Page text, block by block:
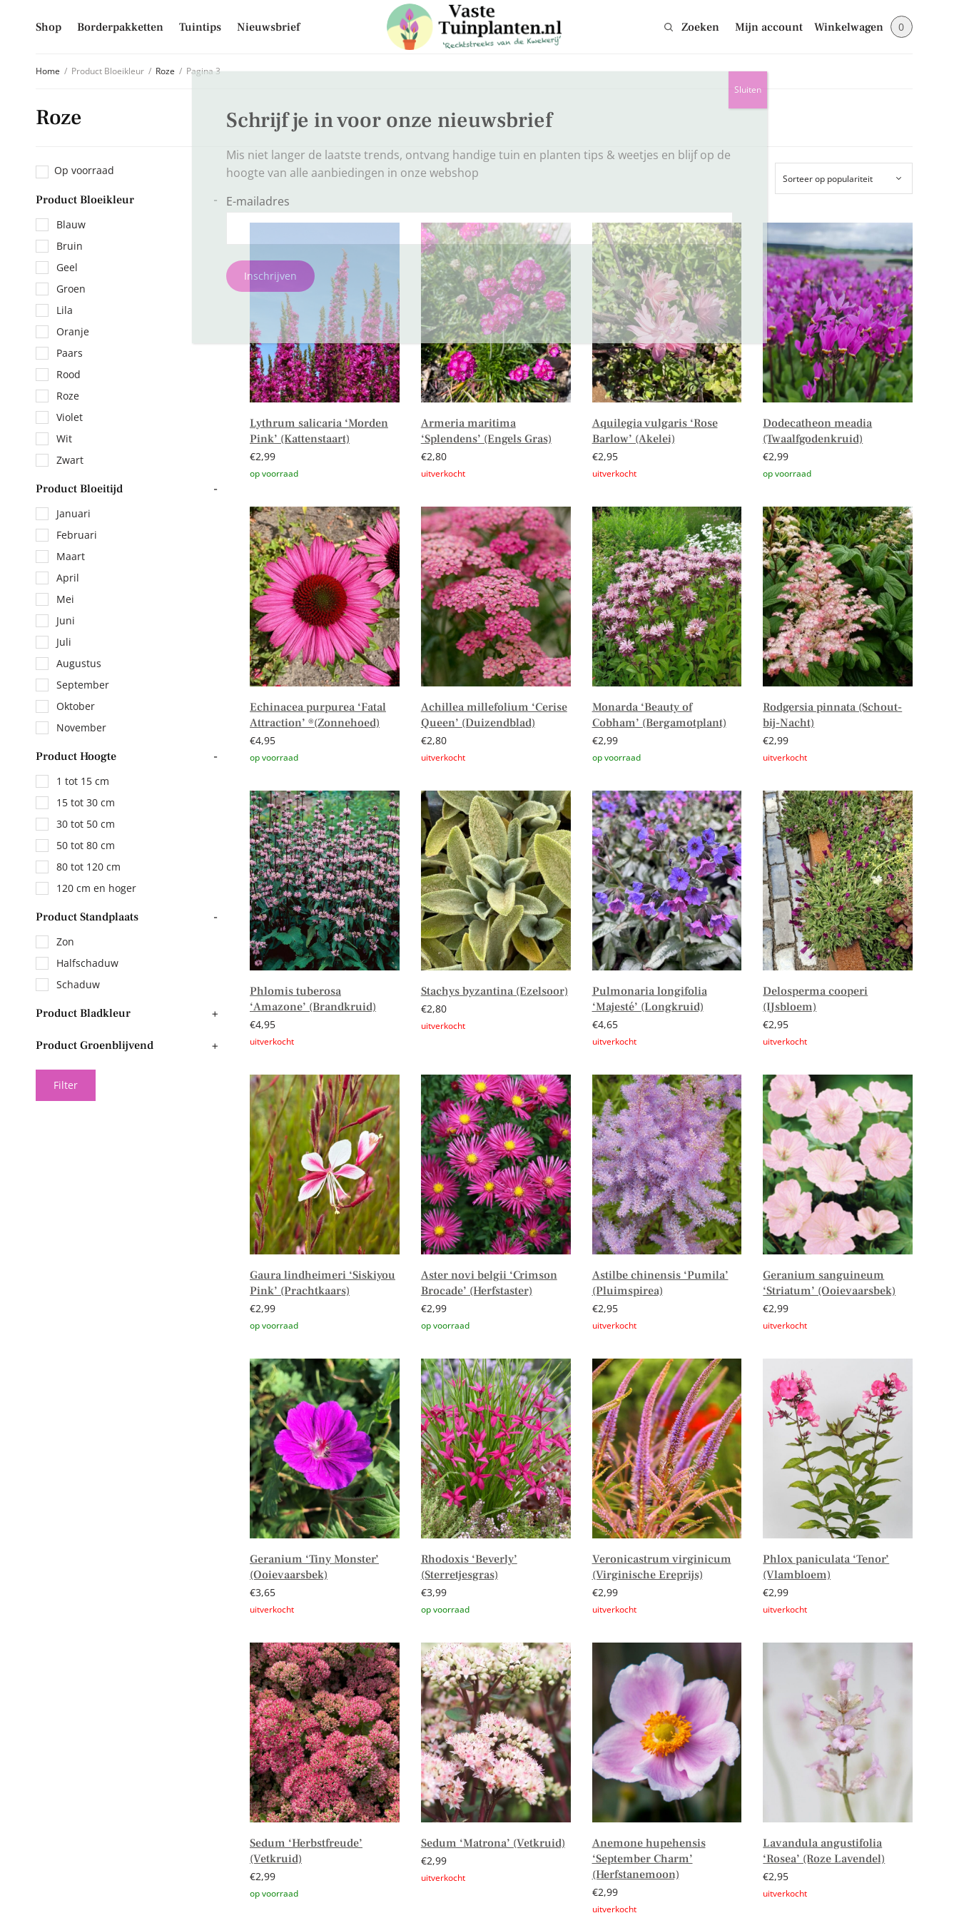
Shop Borderpakketten Tuintips Nieuwsbrief Zoeken Mijn account Winkelwagen 0
Home / Product Bloeikleur / Roze / Pagina 3
Roze
Op voorraad
Product Bloeikleur -
Blauw
Bruin
Geel
Groen
Lila
Oranje
Paars
Rood
Roze
Violet
Wit
Zwart
Product Bloeitijd -
Januari
Februari
Maart
April
Mei
Juni
Juli
Augustus
September
Oktober
November
Product Hoogte -
1 tot 15 cm
15 tot 30 cm
30 tot 50 cm
50 tot 80 cm
80 tot 120 cm
120 cm en hoger
Product Standplaats -
Zon
Halfschaduw
Schaduw
Product Bladkleur +
Product Groenblijvend +
Filter
Lythrum salicaria ‘Morden
Pink’ (Kattenstaart)
€2,99
Armeria maritima
‘Splendens’ (Engels Gras)
€2,80
Aquilegia vulgaris ‘Rose
Barlow’ (Akelei)
€2,95
Dodecatheon meadia
(Twaalfgodenkruid)
€2,99
Echinacea purpurea ‘Fatal
Attraction’ ®(Zonnehoed)
€4,95
Achillea millefolium ‘Cerise
Queen’ (Duizendblad)
€2,80
Monarda ‘Beauty of
Cobham’ (Bergamotplant)
€2,99
Rodgersia pinnata (Schout-
bij-Nacht)
€2,99
Phlomis tuberosa
‘Amazone’ (Brandkruid)
€4,95
Stachys byzantina (Ezelsoor)
€2,80
Pulmonaria longifolia
‘Majesté’ (Longkruid)
€4,65
Delosperma cooperi
(IJsbloem)
€2,95
Gaura lindheimeri ‘Siskiyou
Pink’ (Prachtkaars)
€2,99
Aster novi belgii ‘Crimson
Brocade’ (Herfstaster)
€2,99
Astilbe chinensis ‘Pumila’
(Pluimspirea)
€2,95
Geranium sanguineum
‘Striatum’ (Ooievaarsbek)
€2,99
Geranium ‘Tiny Monster’
(Ooievaarsbek)
€3,65
Rhodoxis ‘Beverly’
(Sterretjesgras)
€3,99
Veronicastrum virginicum
(Virginische Ereprijs)
€2,99
Phlox paniculata ‘Tenor’
(Vlambloem)
€2,99
Sedum ‘Herbstfreude’
(Vetkruid)
€2,99
Sedum ‘Matrona’ (Vetkruid)
€2,99
Anemone hupehensis
‘September Charm’
(Herfstanemoon)
€2,99
Lavandula angustifolia
‘Rosea’ (Roze Lavendel)
€2,95
Schrijf je in voor onze nieuwsbrief
Mis niet langer de laatste trends, ontvang handige tuin en planten tips & weetjes en blijf op de
hoogte van alle aanbiedingen in onze webshop
E-mailadres
Inschrijven
Sluiten